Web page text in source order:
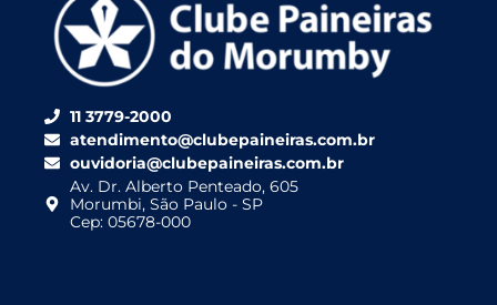
11 3779-2000
atendimento@clubepaineiras.com.br
ouvidoria@clubepaineiras.com.br
Av. Dr. Alberto Penteado, 605
Morumbi, São Paulo - SP
Cep: 05678-000